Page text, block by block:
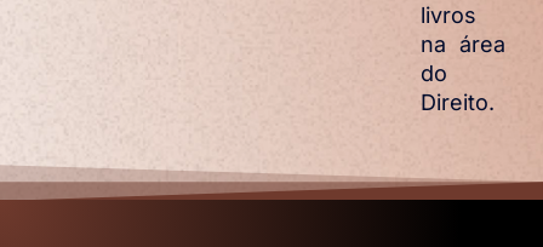
livros
na área
do
Direito.